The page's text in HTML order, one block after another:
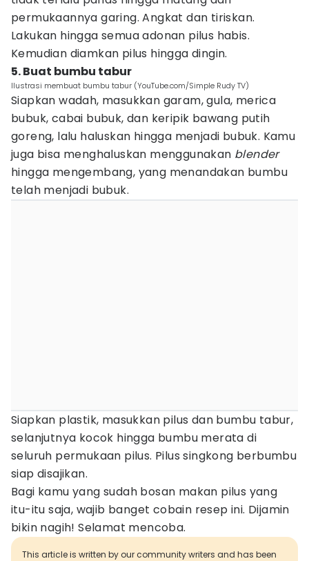
permukaannya garing. Angkat dan tiriskan.
Lakukan hingga semua adonan pilus habis.
Kemudian diamkan pilus hingga dingin.
5. Buat bumbu tabur
Ilustrasi membuat bumbu tabur (YouTube.com/Simple Rudy TV)
Siapkan wadah, masukkan garam, gula, merica
bubuk, cabai bubuk, dan keripik bawang putih
goreng, lalu haluskan hingga menjadi bubuk. Kamu
juga bisa menghaluskan menggunakan blender
hingga mengembang, yang menandakan bumbu
telah menjadi bubuk.
Siapkan plastik, masukkan pilus dan bumbu tabur,
selanjutnya kocok hingga bumbu merata di
seluruh permukaan pilus. Pilus singkong berbumbu
siap disajikan.
Bagi kamu yang sudah bosan makan pilus yang
itu-itu saja, wajib banget cobain resep ini. Dijamin
bikin nagih! Selamat mencoba.
This article is written by our community writers and has been